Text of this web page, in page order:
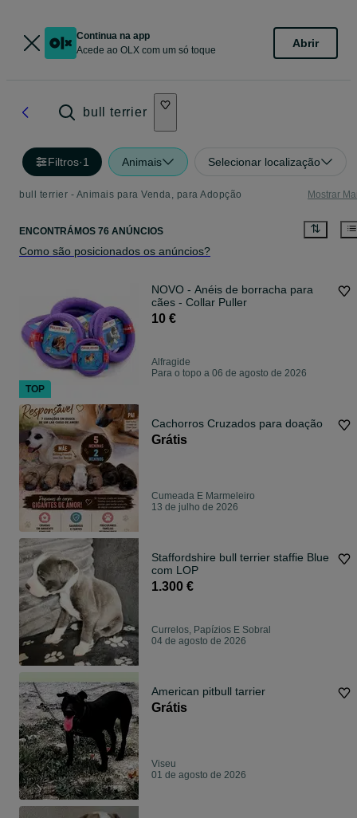
Continua na app
Acede ao OLX com um só toque
Abrir
bull terrier
Filtros·1 Animais Selecionar localização
bull terrier - Animais para Venda, para Adopção Mostrar
ENCONTRÁMOS 76 ANÚNCIOS
Como são posicionados os anúncios?
NOVO - Anéis de borracha para
cães - Collar Puller
10 €
Alfragide
Para o topo a 06 de agosto de 2026
Cachorros Cruzados para doação
Grátis
Cumeada E Marmeleiro
13 de julho de 2026
Staffordshire bull terrier staffie Blue
com LOP
1.300 €
Currelos, Papízios E Sobral
04 de agosto de 2026
American pitbull tarrier
Grátis
Viseu
01 de agosto de 2026
TOP